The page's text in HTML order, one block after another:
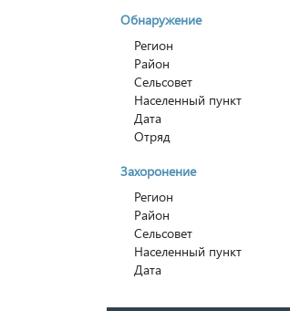
Обнаружение
Регион
Район
Сельсовет
Населенный пункт
Дата
Отряд
Захоронение
Регион
Район
Сельсовет
Населенный пункт
Дата